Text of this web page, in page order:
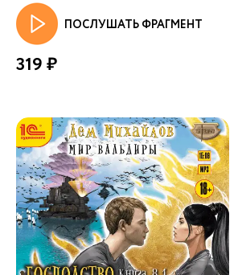
ПОСЛУШАТЬ ФРАГМЕНТ
319 ₽